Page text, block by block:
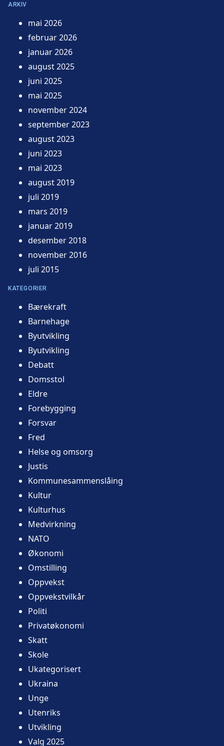
ARKIV
mai 2026
februar 2026
januar 2026
august 2025
juni 2025
mai 2025
november 2024
september 2023
august 2023
juni 2023
mai 2023
august 2019
juli 2019
mars 2019
januar 2019
desember 2018
november 2016
juli 2015
KATEGORIER
Bærekraft
Barnehage
Byutvikling
Byutvikling
Debatt
Domsstol
Eldre
Forebygging
Forsvar
Fred
Helse og omsorg
Justis
Kommunesammenslåing
Kultur
Kulturhus
Medvirkning
NATO
Økonomi
Omstilling
Oppvekst
Oppvekstvilkår
Politi
Privatøkonomi
Skatt
Skole
Ukategorisert
Ukraina
Unge
Utenriks
Utvikling
Valg 2025